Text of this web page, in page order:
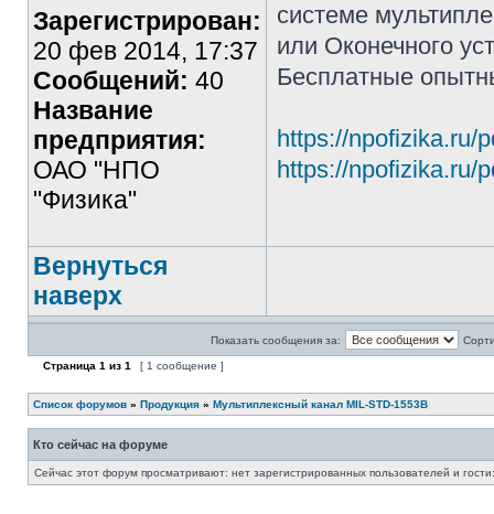
Зарегистрирован:
20 фев 2014, 17:37
Сообщений: 40
Название
предприятия:
ОАО "НПО
"Физика"
системе
или Оконечного
Бесплатные
https://npofizika.ru/
https://npofizika.ru/
Вернуться
наверх
Показать сообщения за:
Страница 1 из 1 [ 1 сообщение ]
Список форумов » Продукция » Мультиплексный канал MIL-STD-1553B
Кто сейчас на форуме
Сейчас этот форум просматривают: нет зарегистрированных пользователей и